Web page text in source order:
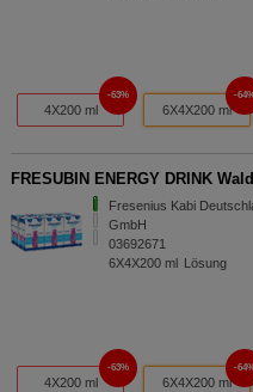
4X200 ml
63%
6X4X200 ml
FRESUBIN ENERGY DRINK
Fresenius Kabi
GmbH
03692671
6X4X200 ml Lösung
4X200 ml
63%
6X4X200 ml